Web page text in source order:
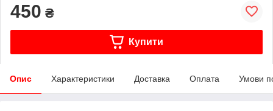
450 ₴
Купити
Опис Характеристики Доставка Оплата Умови